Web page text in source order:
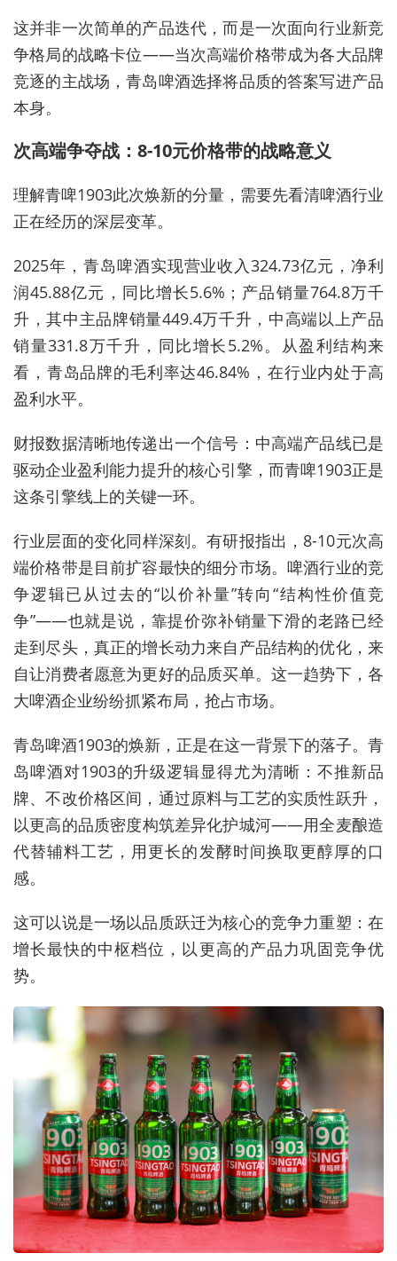
这并非一次简单的产品迭代，而是一次面向行业新竞
争格局的战略卡位——当次高端价格带成为各大品牌
竞逐的主战场，青岛啤酒选择将品质的答案写进产品
本身。
次高端争夺战：8-10元价格带的战略意义
理解青啤1903此次焕新的分量，需要先看清啤酒行业
正在经历的深层变革。
2025年，青岛啤酒实现营业收入324.73亿元，净利
润45.88亿元，同比增长5.6%；产品销量764.8万千
升，其中主品牌销量449.4万千升，中高端以上产品
销量331.8万千升，同比增长5.2%。从盈利结构来
看，青岛品牌的毛利率达46.84%，在行业内处于高
盈利水平。
财报数据清晰地传递出一个信号：中高端产品线已是
驱动企业盈利能力提升的核心引擎，而青啤1903正是
这条引擎线上的关键一环。
行业层面的变化同样深刻。有研报指出，8-10元次高
端价格带是目前扩容最快的细分市场。啤酒行业的竞
争逻辑已从过去的“以价补量”转向“结构性价值竞
争”——也就是说，靠提价弥补销量下滑的老路已经
走到尽头，真正的增长动力来自产品结构的优化，来
自让消费者愿意为更好的品质买单。这一趋势下，各
大啤酒企业纷纷抓紧布局，抢占市场。
青岛啤酒1903的焕新，正是在这一背景下的落子。青
岛啤酒对1903的升级逻辑显得尤为清晰：不推新品
牌、不改价格区间，通过原料与工艺的实质性跃升，
以更高的品质密度构筑差异化护城河——用全麦酿造
代替辅料工艺，用更长的发酵时间换取更醇厚的口
感。
这可以说是一场以品质跃迁为核心的竞争力重塑：在
增长最快的中枢档位，以更高的产品力巩固竞争优
势。